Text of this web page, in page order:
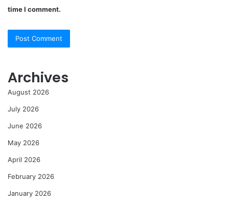
time I comment.
Archives
August 2026
July 2026
June 2026
May 2026
April 2026
February 2026
January 2026